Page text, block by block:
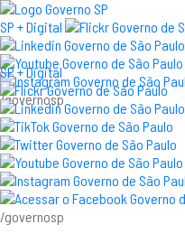
SP + Digital
/governosp
SP + Digital
/governosp
acervo